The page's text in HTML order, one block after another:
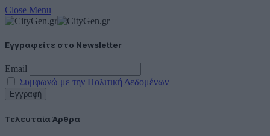
Close Menu
Εγγραφείτε στο Newsletter
Email
Συμφωνώ με την Πολιτική Δεδομένων
Τελευταία Άρθρα